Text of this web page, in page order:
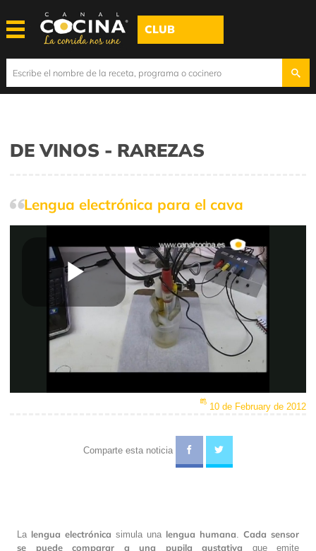
CLUB
DE VINOS - RAREZAS
Lengua electrónica para el cava
Play
Video
10 de February de 2012
Comparte esta noticia
La lengua electrónica simula una lengua humana
Cada sensor
se puede comparar a una pupila gustativa que emite